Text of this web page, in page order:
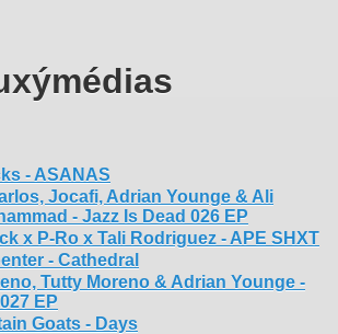
- ASANAS
Jocafi, Adrian Younge & Ali
- Jazz Is Dead 026 EP
x P-Ro x Tali Rodriguez - APE SHXT
- Cathedral
Tutty Moreno & Adrian Younge -
EP
Goats - Days